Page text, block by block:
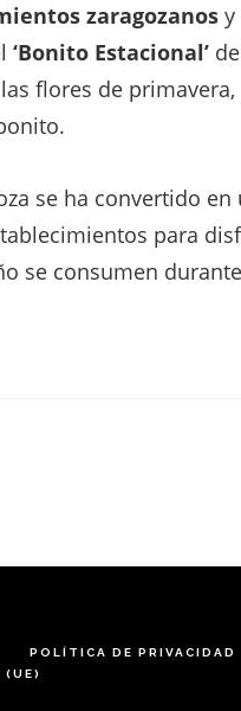
zaragozanos y
‘Bonito Estacional’
flores de
se ha convertido
para
se consumen
POLÍTICA DE PRIVACIDAD
(UE)